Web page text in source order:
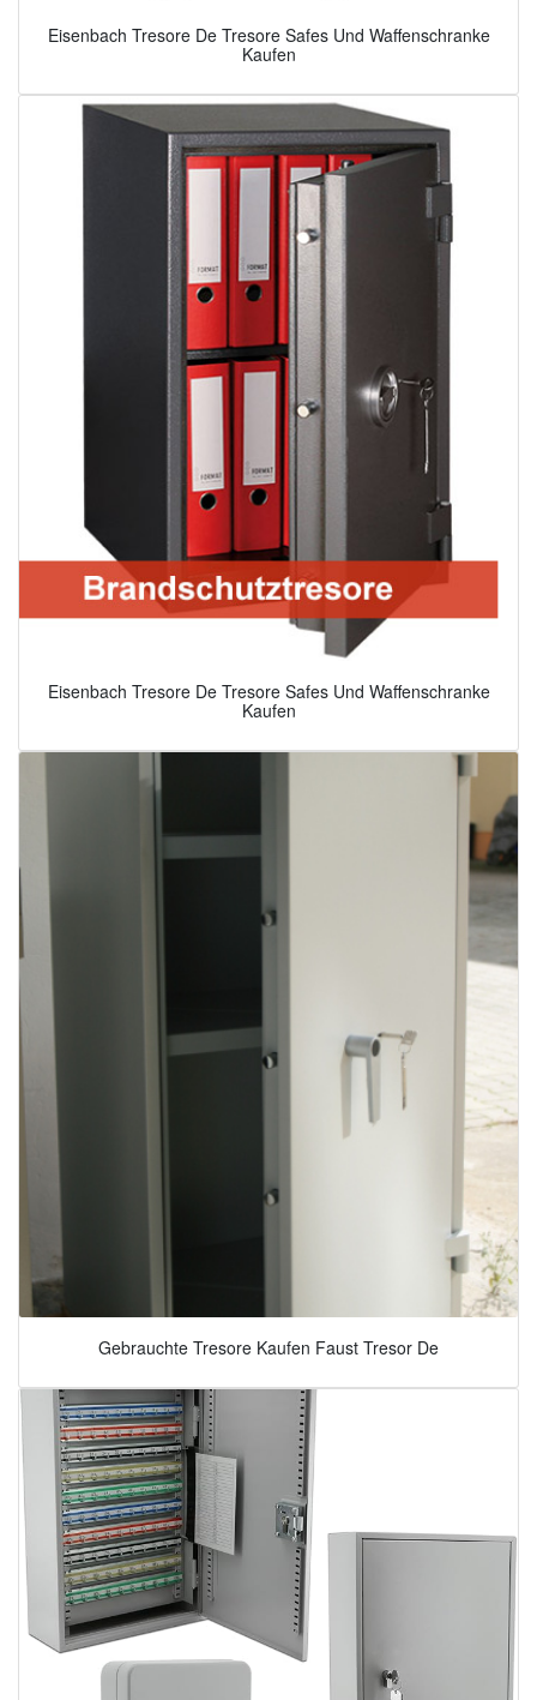
Eisenbach Tresore De Tresore Safes Und Waffenschranke
Kaufen
Eisenbach Tresore De Tresore Safes Und Waffenschranke
Kaufen
Gebrauchte Tresore Kaufen Faust Tresor De